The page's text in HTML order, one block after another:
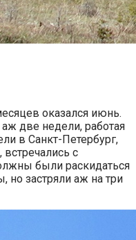
оказался июнь.
две недели, работая
в Санкт-Петербург,
с
были раскидаться
но застряли аж на три